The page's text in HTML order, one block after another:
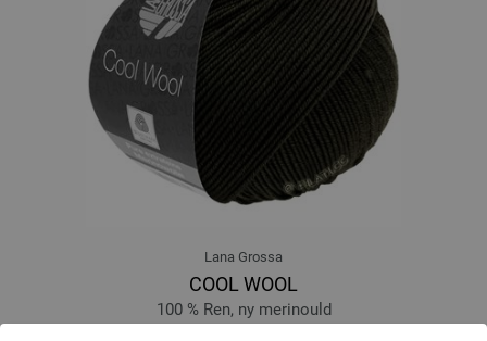
Lana Grossa
COOL WOOL
100 % Ren, ny merinould